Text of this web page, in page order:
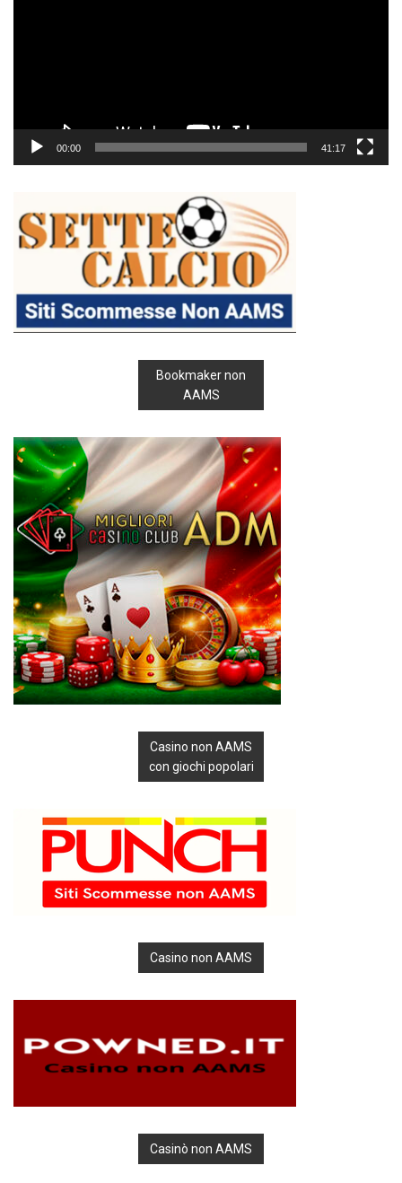
00:00 41:17
Bookmaker non
AAMS
Casino non AAMS
con giochi popolari
Casino non AAMS
Casinò non AAMS